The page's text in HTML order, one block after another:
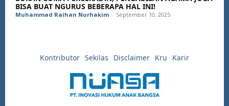
BISA BUAT NGURUS BEBERAPA HAL INI!
Muhammad Raihan Nurhakim - September 10, 2025
Kontributor Sekilas Disclaimer Kru Karir